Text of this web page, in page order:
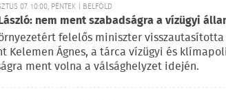
07. 10:00, PÉNTEK | BELFÖLD
nem ment szabadságra a vízügyi
felelős miniszter
Kelemen Ágnes, a tárca vízügyi és
ment volna a válsághelyzet idején.